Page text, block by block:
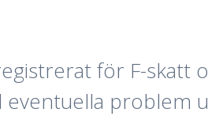
för F-skatt
problem